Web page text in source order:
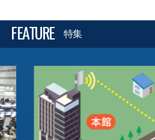
FEATURE 特集